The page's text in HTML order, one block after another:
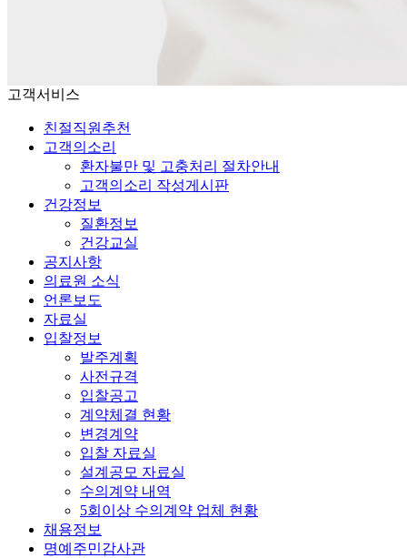
고객서비스
친절직원추천
고객의소리
환자불만 및 고충처리 절차안내
고객의소리 작성게시판
건강정보
질환정보
건강교실
공지사항
의료원 소식
언론보도
자료실
입찰정보
발주계획
사전규격
입찰공고
계약체결 현황
변경계약
입찰 자료실
설계공모 자료실
수의계약 내역
5회이상 수의계약 업체 현황
채용정보
명예주민감사관